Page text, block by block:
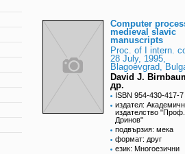
Computer
medieval slavic
manuscripts
Proc. of I intern.
28 July, 1995,
Blagoevgrad,
David J.
др.
ISBN 954-430-417-7
издател:
издателство
Дринов"
подвързия: мека
формат: друг
език: Многоезични